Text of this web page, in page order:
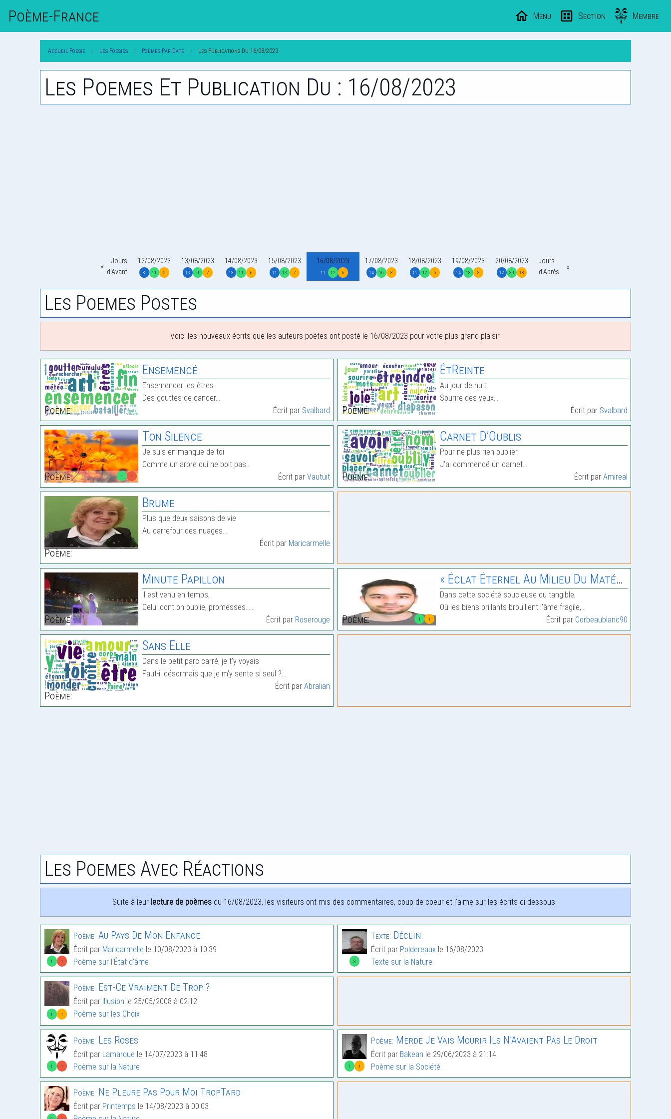
Poème-FrAnce Menu Section Membre
Accueil Poesie Les Poesies Poemes Par Date Les Publications Du 16/08/2023
Les Poemes Et Publication Du : 16/08/2023
Jours
d'Avant
12/08/2023
8 11 5
13/08/2023
13 9 7
14/08/2023
13 11 6
15/08/2023
11 13 7
16/08/2023
11 12 6
17/08/2023
14 16 8
18/08/2023
11 17 5
19/08/2023
14 18 8
20/08/2023
12 30 18
Jours
d'Après
Les Poemes Postes
Voici les nouveaux écrits que les auteurs poètes ont posté le 16/08/2023 pour votre plus grand plaisir.
Poème:
Ensemencé
Ensemencer les êtres
Des gouttes de cancer…
Écrit par Svalbard Poème:
ÉtReinte
Au jour de nuit
Sourire des yeux…
Écrit par Svalbard
1 1
Poème:
Ton Silence
Je suis en manque de toi
Comme un arbre qui ne boit pas…
Écrit parVautuit Poème:
Carnet D’Oublis
Pour ne plus rien oublier
J’ai commencé un carnet…
Écrit parAmireal
Poème:
Brume
Plus que deux saisons de vie
Au carrefour des nuages…
Écrit par Maricarmelle
Poème:
Minute Papillon
Il est venu en temps,
Celui dont on oublie, promesses……
Écrit par Roserouge 1 1
Poème:
« Éclat Éternel Au Milieu Du Matériel »
Dans cette société soucieuse du tangible,
Où les biens brillants brouillent l’âme fragile,…
Écrit par Corbeaublanc90
Poème:
Sans Elle
Dans le petit parc carré, je t’y voyais
Faut-il désormais que je m’y sente si seul ?…
Écrit parAbralian
Les Poemes Avec Réactions
Suite à leur lecture de poèmes du 16/08/2023, les visiteurs ont mis des commentaires, coup de coeur et j'aime sur les écrits ci-dessous :
1 1
Poème: Au Pays De Mon Enfance
Écrit par Maricarmelle le 10/08/2023 à 10:39
Poème sur l'État d'âme
3
Texte: Déclin.
Écrit par Poldereaux le 16/08/2023
Texte sur la Nature
1 1
Poème: Est-Ce Vraiment De Trop ?
Écrit par Illusion le 25/05/2008 à 02:12
Poème sur les Choix
1 1
Poème: Les Roses
Écrit par Lamarque le 14/07/2023 à 11:48
Poème sur la Nature
1 1
Poème: Merde Je Vais Mourir Ils N’Avaient Pas Le Droit
Écrit par Bakean le 29/06/2023 à 21:14
Poème sur la Société
Poème: Ne Pleure Pas Pour Moi TropTard
Écrit par Printemps le 14/08/2023 à 00:03